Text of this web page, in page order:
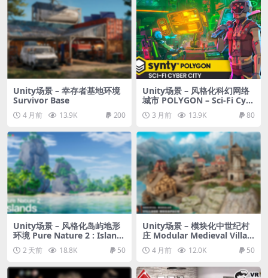
Unity场景 – 幸存者基地环境
Survivor Base
4 月前 13.9K 200
Unity场景 – 风格化科幻网络
城市 POLYGON – Sci-Fi Cyb
er City Pack
3 月前 13.9K 80
Unity场景 – 风格化岛屿地形
环境 Pure Nature 2 : Island
s 2 天前 18.8K 50
Unity场景 – 模块化中世纪村
庄 Modular Medieval Villag
e MegaPack
4 月前 12.0K 50